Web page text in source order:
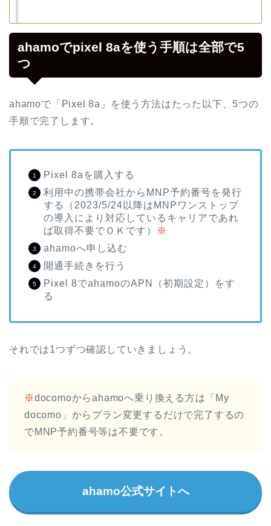
ahamoでpixel 8aを使う手順は全部で5
つ
ahamoで「Pixel 8a」を使う方法はたった以下、5つの
手順で完了します。
Pixel 8aを購入する
利用中の携帯会社からMNP予約番号を発行
する（2023/5/24以降はMNPワンストップ
の導入により対応しているキャリアであれ
ば取得不要でＯＫです）
※
ahamoへ申し込む
開通手続きを行う
Pixel 8でahamoのAPN（初期設定）をす
る
それでは1つずつ確認していきましょう。
※docomoからahamoへ乗り換える方は「My
docomo」からプラン変更するだけで完了するの
でMNP予約番号等は不要です。
ahamo公式サイトへ